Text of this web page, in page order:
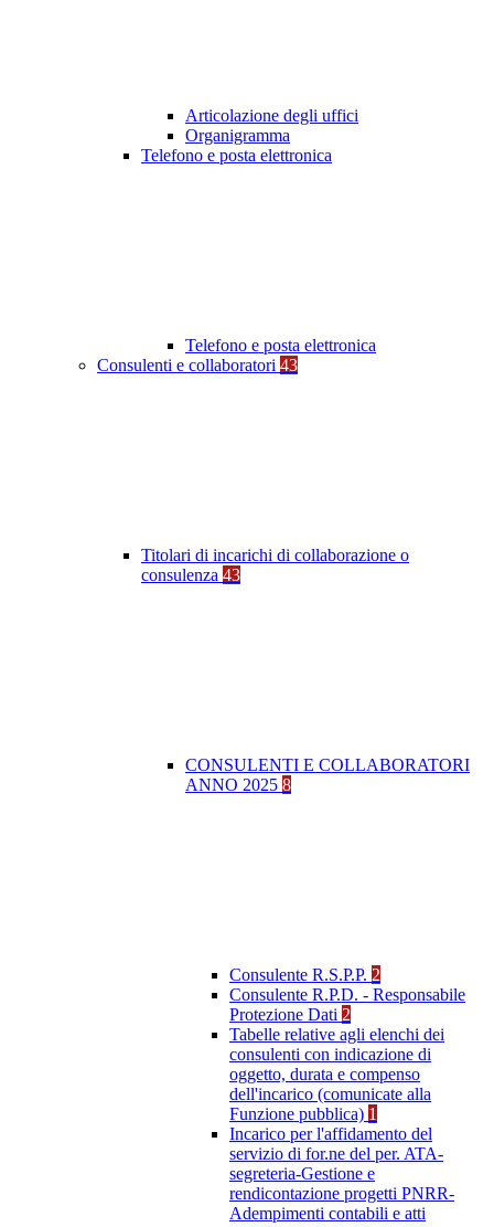
Articolazione degli uffici
Organigramma
Telefono e posta elettronica
Telefono e posta elettronica
Consulenti e collaboratori 43
Titolari di incarichi di collaborazione o
consulenza 43
CONSULENTI E COLLABORATORI
ANNO 2025 8
Consulente R.S.P.P. 2
Consulente R.P.D. - Responsabile
Protezione Dati 2
Tabelle relative agli elenchi dei
consulenti con indicazione di
oggetto, durata e compenso
dell'incarico (comunicate alla
Funzione pubblica) 1
Incarico per l'affidamento del
servizio di for.ne del per. ATA-
segreteria-Gestione e
rendicontazione progetti PNRR-
Adempimenti contabili e atti